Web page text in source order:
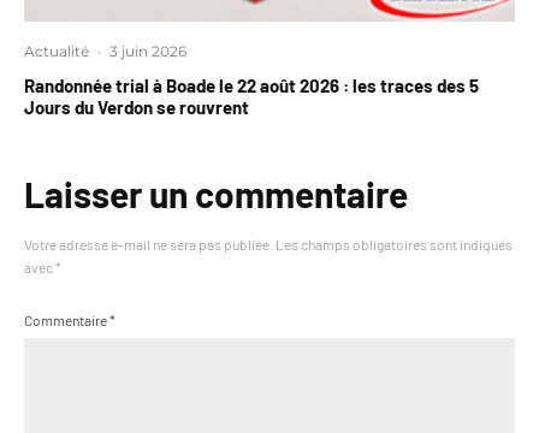
Actualité · 3 juin 2026
Randonnée trial à Boade le 22 août 2026 : les traces des 5
Jours du Verdon se rouvrent
Laisser un commentaire
Votre adresse e-mail ne sera pas publiée. Les champs obligatoires sont indiqués
avec *
Commentaire*